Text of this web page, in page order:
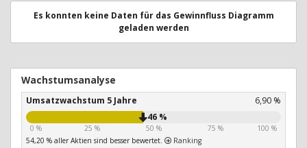
Es konnten keine Daten für das Gewinnfluss Diagramm
geladen werden
Wachstumsanalyse
Umsatzwachstum 5 Jahre
6,90 %
46 %
0 % 25 % 50 % 75 %
100 %
54,20 % aller Aktien sind besser bewertet.
Ranking